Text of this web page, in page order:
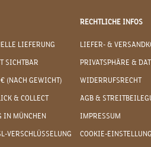
LIEFERUNG
SICHTBAR
(NACH GEWICHT)
& COLLECT
IN MÜNCHEN
VERSCHLÜSSELUNG
RECHTLICHE INFOS
LIEFER- &
PRIVATSPHÄRE &
WIDERRUFSRECHT
AGB &
IMPRESSUM
COOKIE-